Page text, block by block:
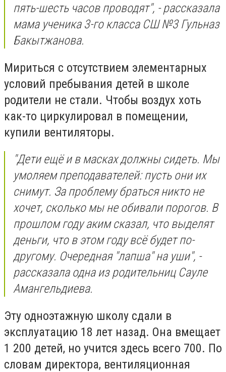
пять-шесть часов проводят", - рассказала
мама ученика 3-го класса СШ №3 Гульназ
Бакытжанова.
Мириться с отсутствием элементарных
условий пребывания детей в школе
родители не стали. Чтобы воздух хоть
как-то циркулировал в помещении,
купили вентиляторы.
"Дети ещё и в масках должны сидеть. Мы
умоляем преподавателей: пусть они их
снимут. За проблему браться никто не
хочет, сколько мы не обивали порогов. В
прошлом году аким сказал, что выделят
деньги, что в этом году всё будет по-
другому. Очередная "лапша" на уши", -
рассказала одна из родительниц Сауле
Амангельдиева.
Эту одноэтажную школу сдали в
эксплуатацию 18 лет назад. Она вмещает
1 200 детей, но учится здесь всего 700. По
словам директора, вентиляционная